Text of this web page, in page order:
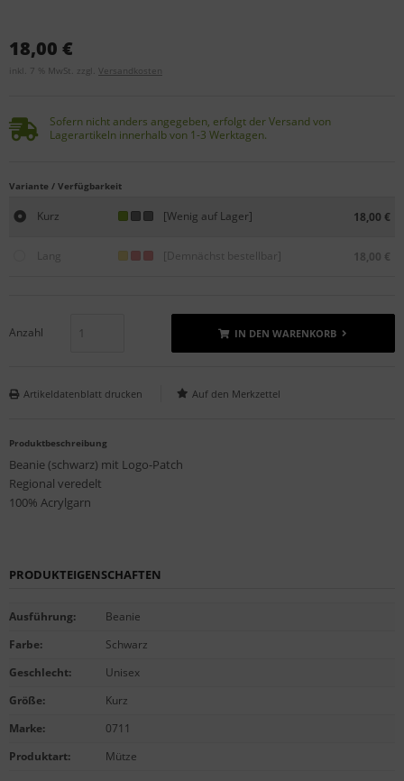
18,00 €
inkl. 7 % MwSt. zzgl. Versandkosten
Sofern nicht anders angegeben, erfolgt der Versand von
Lagerartikeln innerhalb von 1-3 Werktagen.
Variante / Verfügbarkeit
Kurz [Wenig auf Lager] 18,00 €
Lang [Demnächst bestellbar] 18,00 €
Anzahl IN DEN WARENKORB
Artikeldatenblatt drucken
Produktbeschreibung
Beanie (schwarz) mit Logo-Patch
Regional veredelt
100% Acrylgarn
PRODUKTEIGENSCHAFTEN
Ausführung:
Beanie
Farbe:
Schwarz
Geschlecht:
Unisex
Größe:
Kurz
Marke:
0711
Produktart: Mütze